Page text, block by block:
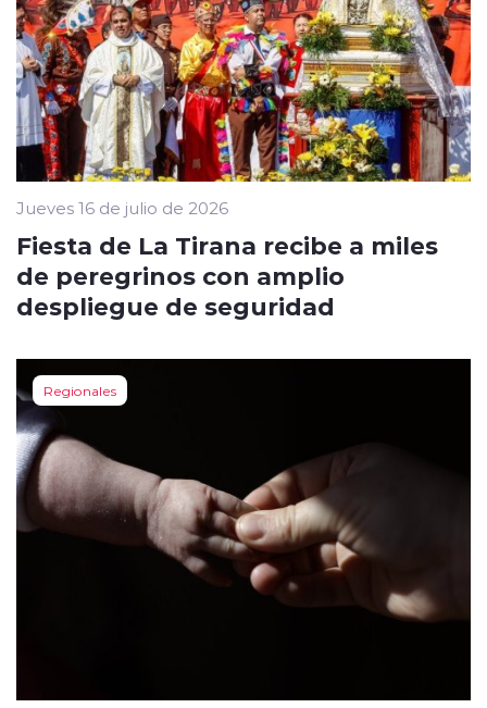
Jueves 16 de julio de 2026
Fiesta de La Tirana recibe a miles
de peregrinos con amplio
despliegue de seguridad
Regionales